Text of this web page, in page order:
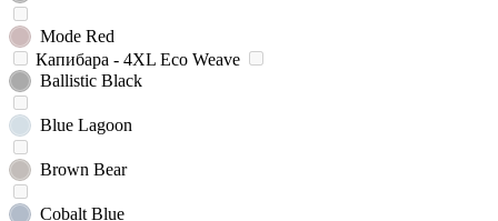
Mode Red
Капибара - 4XL Eco Weave
Ballistic Black
Blue Lagoon
Brown Bear
Cobalt Blue